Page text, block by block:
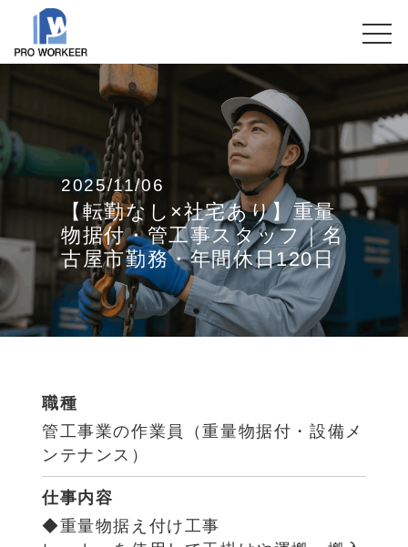
2025/11/06
【転勤なし×社宅あり】重量
物据付・管工事スタッフ｜名
古屋市勤務・年間休日120日
職種
管工事業の作業員（重量物据付・設備メ
ンテナンス）
仕事内容
◆重量物据え付け工事